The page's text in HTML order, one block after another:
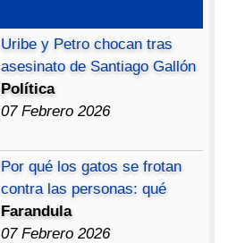
Uribe y Petro chocan tras
asesinato de Santiago Gallón
Política
07 Febrero 2026
Por qué los gatos se frotan
contra las personas: qué
Farandula
07 Febrero 2026